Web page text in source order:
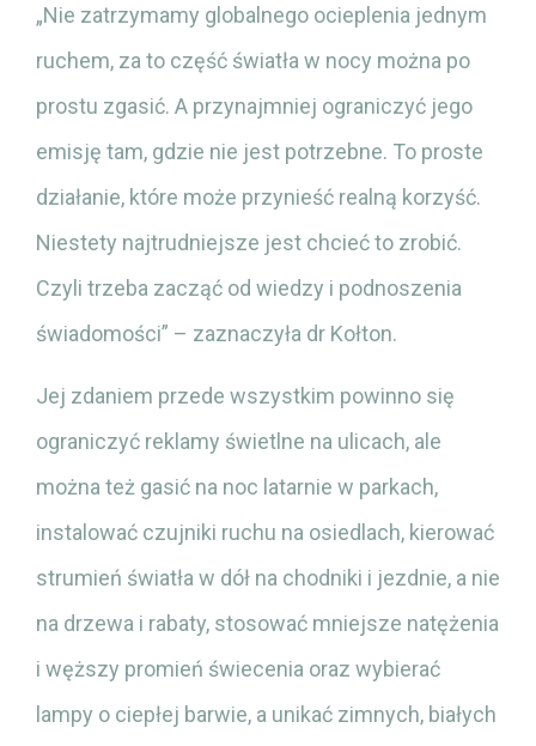
„Nie zatrzymamy globalnego ocieplenia jednym
ruchem, za to część światła w nocy można po
prostu zgasić. A przynajmniej ograniczyć jego
emisję tam, gdzie nie jest potrzebne. To proste
działanie, które może przynieść realną korzyść.
Niestety najtrudniejsze jest chcieć to zrobić.
Czyli trzeba zacząć od wiedzy i podnoszenia
świadomości” – zaznaczyła dr Kołton.
Jej zdaniem przede wszystkim powinno się
ograniczyć reklamy świetlne na ulicach, ale
można też gasić na noc latarnie w parkach,
instalować czujniki ruchu na osiedlach, kierować
strumień światła w dół na chodniki i jezdnie, a nie
na drzewa i rabaty, stosować mniejsze natężenia
i węższy promień świecenia oraz wybierać
lampy o ciepłej barwie, a unikać zimnych, białych